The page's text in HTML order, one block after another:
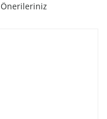
Önerileriniz